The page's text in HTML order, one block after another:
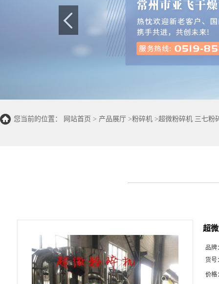
您当前的位置： 网站首页 > 产品展厅 >粉碎机 >超微粉碎机 三七粉
超
品牌
货号
价格